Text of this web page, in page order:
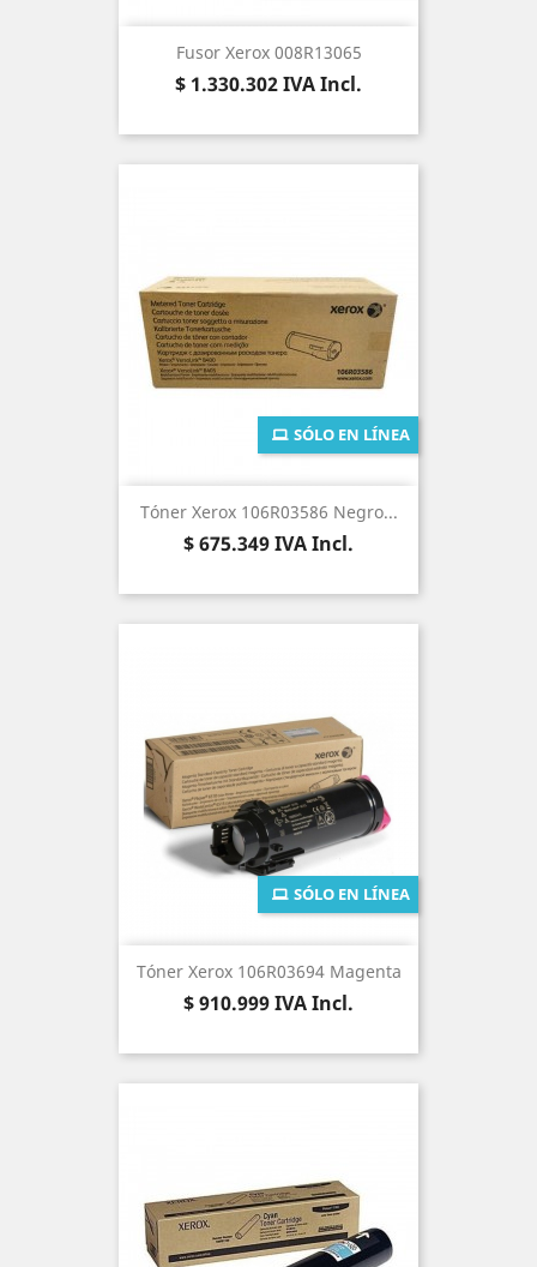
Fusor Xerox 008R13065
Precio
$ 1.330.302IVA Incl.
Tóner Xerox 106R03586 Negro...
Precio
$ 675.349IVA Incl.
SÓLO EN LÍNEA
Tóner Xerox 106R03694 Magenta
Precio
$ 910.999IVA Incl.
SÓLO EN LÍNEA